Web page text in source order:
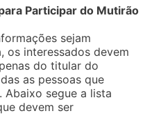
Participar do Mutirão
sejam
os interessados devem
do titular do
as pessoas que
Abaixo segue a lista
devem ser